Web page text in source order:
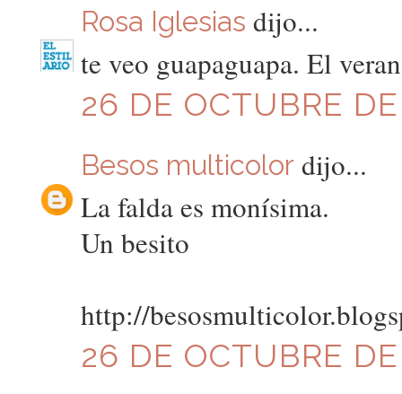
Rosa Iglesias dijo...
te veo guapaguapa. El
26 DE OCTUBRE
Besos multicolor dijo...
La falda es monísima.
Un besito
http://
26 DE OCTUBRE